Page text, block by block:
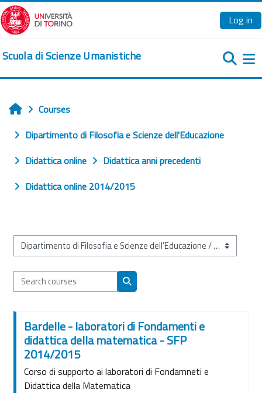
Skip to main content
Log in
Scuola di Scienze Umanistiche
Home
Courses
Dipartimento di Filosofia e Scienze dell'Educazione
Didattica online
Didattica anni precedenti
Didattica online 2014/2015
Course categories
Search courses
Search courses
Bardelle - laboratori di Fondamenti e
didattica della matematica - SFP
2014/2015
Corso di supporto ai laboratori di Fondamneti e
Didattica della Matematica